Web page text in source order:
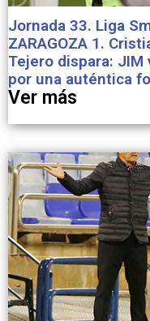
Jornada 33. Liga
ZARAGOZA 1.
Tejero dispara:
por una auténtica
Ver más